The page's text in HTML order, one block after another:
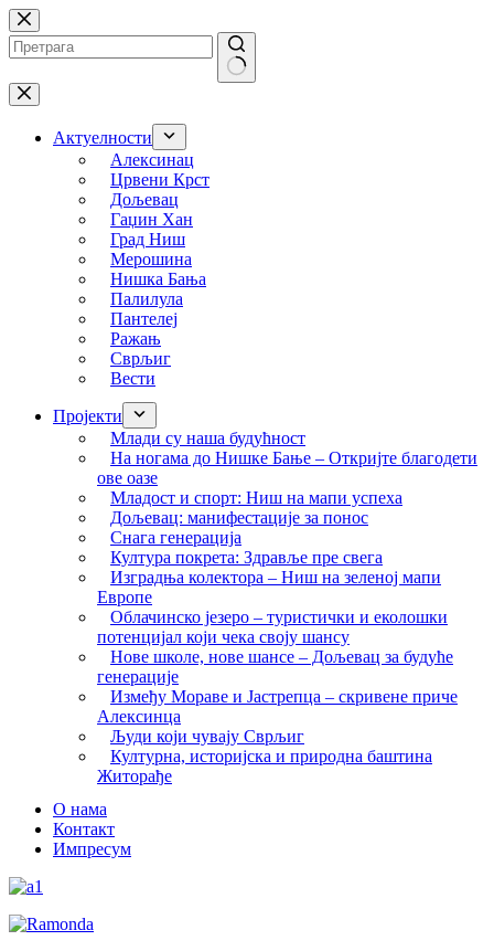
Skip
to
content
No
results
Актуелности
Алексинац
Црвени Крст
Дољевац
Гаџин Хан
Град Ниш
Мерошина
Нишка Бања
Палилула
Пантелеј
Ражањ
Сврљиг
Вести
Пројекти
Млади су наша будућност
На ногама до Нишке Бање – Откријте благодети
ове оазе
Младост и спорт: Ниш на мапи успеха
Дољевац: манифестације за понос
Снага генерација
Култура покрета: Здравље пре свега
Изградња колектора – Ниш на зеленој мапи
Европе
Облачинско језеро – туристички и еколошки
потенцијал који чека своју шансу
Нове школе, нове шансе – Дољевац за будуће
генерације
Између Мораве и Јастрепца – скривене приче
Алексинца
Људи који чувају Сврљиг
Културна, историјска и природна баштина
Житорађе
О нама
Контакт
Импресум